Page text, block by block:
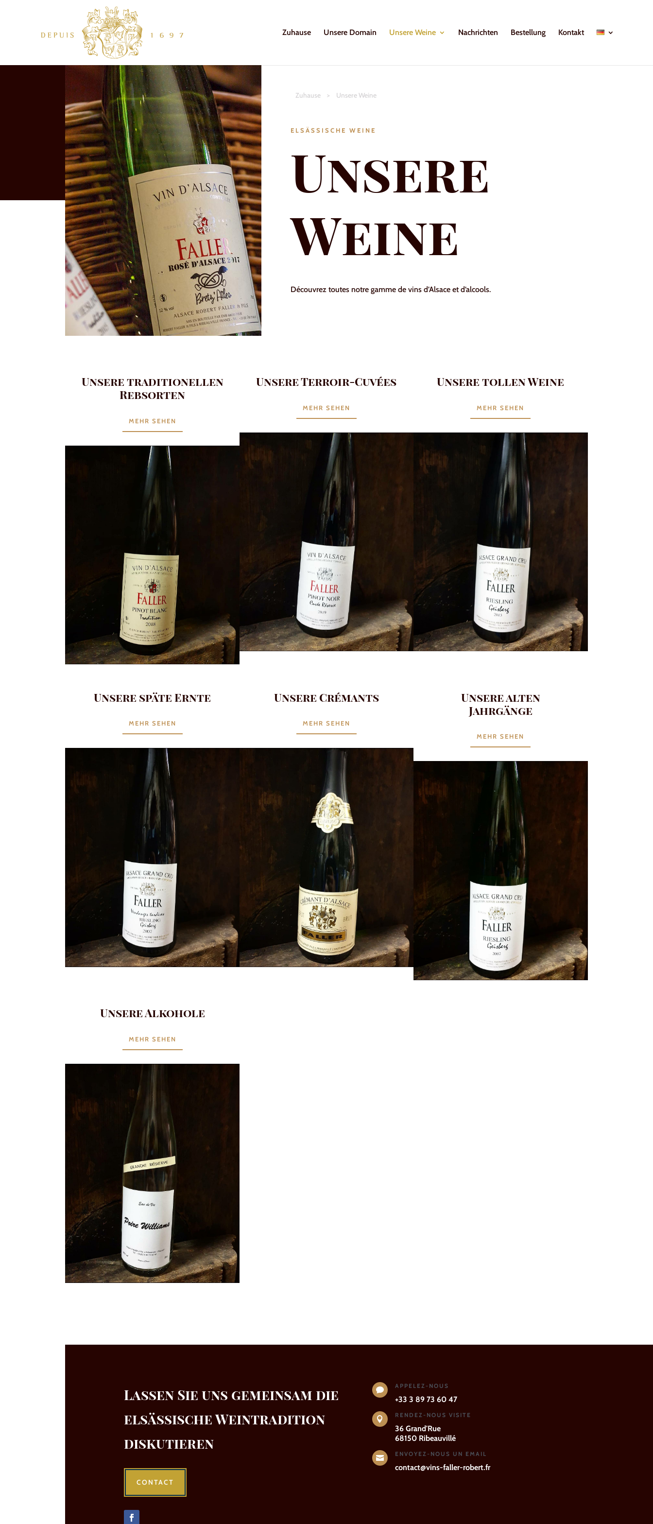
Zuhause Unsere Domain Unsere Weine Nachrichten Bestellung Kontakt
Zuhause > Unsere Weine
ELSÄSSISCHE WEINE
Unsere
Weine
Découvrez toutes notre gamme de vins d’Alsace et d’alcools.
Unsere traditionellen
Rebsorten
MEHR SEHEN
Unsere Terroir-Cuvées
MEHR SEHEN
Unsere tollen Weine
MEHR SEHEN
Unsere späte Ernte
MEHR SEHEN
Unsere Crémants
MEHR SEHEN
Unsere alten
Jahrgänge
MEHR SEHEN
Unsere Alkohole
MEHR SEHEN
Lassen Sie uns gemeinsam die
elsässische Weintradition
diskutieren
CONTACT

APPELEZ-NOUS
+33 3 89 73 60 47

RENDEZ-NOUS VISITE
36 Grand'Rue
68150 Ribeauvillé

ENVOYEZ-NOUS UN EMAIL
contact@vins-faller-robert.fr